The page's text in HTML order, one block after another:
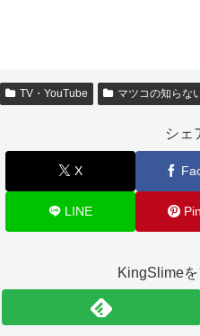
TV・YouTube マツコの知らな
シェ
X
LINE
KingSlime